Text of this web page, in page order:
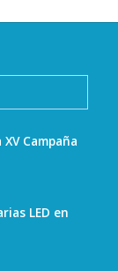
Campaña
LED en